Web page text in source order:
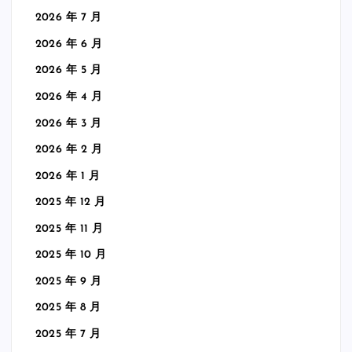
2026 年 7 月
2026 年 6 月
2026 年 5 月
2026 年 4 月
2026 年 3 月
2026 年 2 月
2026 年 1 月
2025 年 12 月
2025 年 11 月
2025 年 10 月
2025 年 9 月
2025 年 8 月
2025 年 7 月